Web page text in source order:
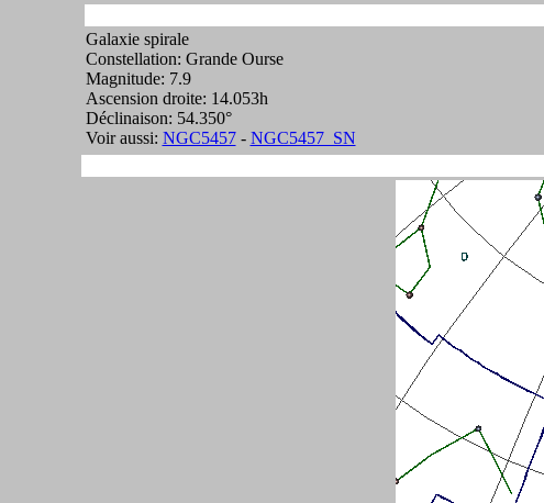
Galaxie spirale
Constellation: Grande Ourse
Magnitude: 7.9
Ascension droite: 14.053h
Déclinaison: 54.350°
Voir aussi: NGC5457- NGC5457_SN